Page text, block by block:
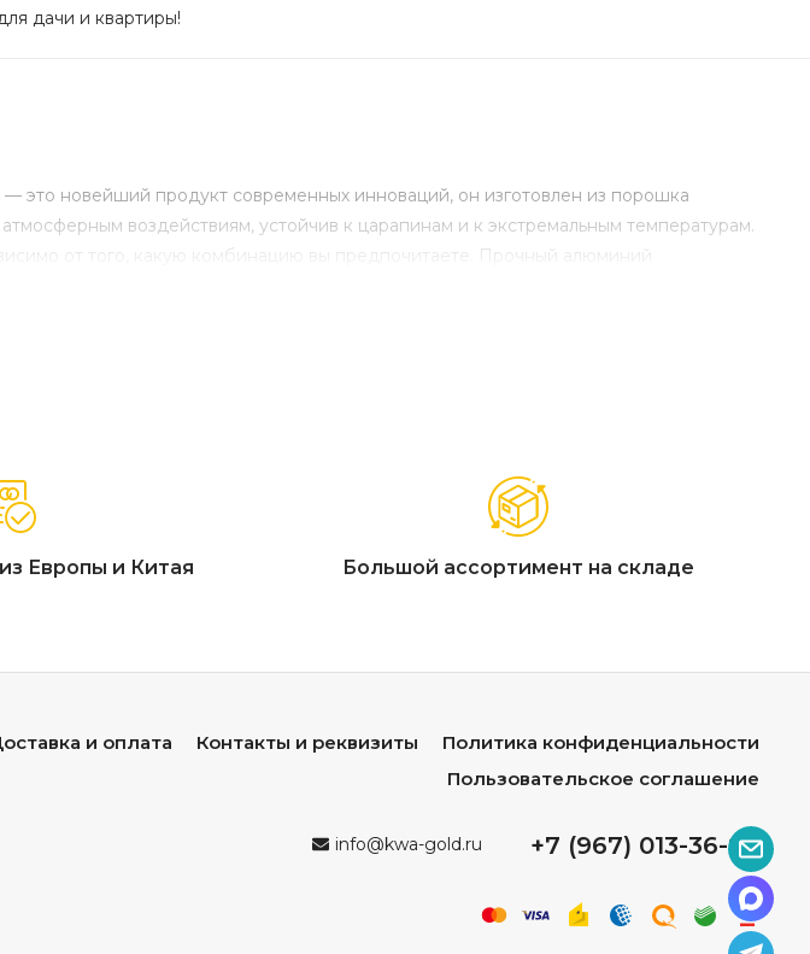
дачи и квартиры!
это новейший продукт современных инноваций, он изготовлен из порошка
воздействиям, устойчив к царапинам и к экстремальным температурам.
от того, какую комбинацию вы предпочитаете. Прочный алюминий
Европы и Китая Большой ассортимент на складе
и оплата Контакты и реквизиты
Политика конфиденциальности
Пользовательское соглашение
info@kwa-gold.ru +7 (967) 013-36-96